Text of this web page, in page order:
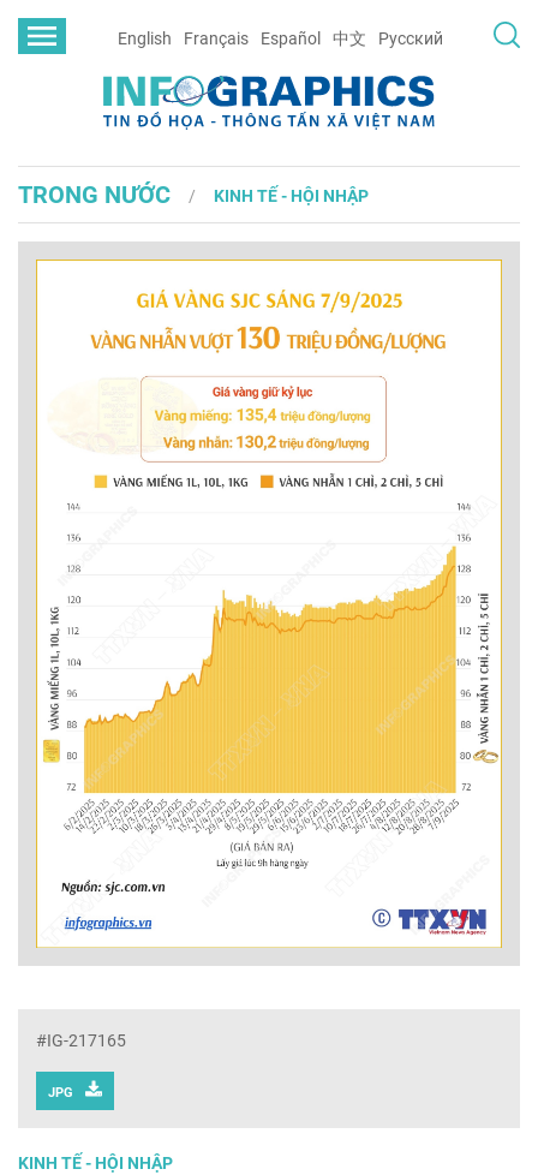
English Français Español 中文 Русский
TRONG NƯỚC KINH TẾ - HỘI NHẬP
#IG-217165
JPG
KINH TẾ - HỘI NHẬP